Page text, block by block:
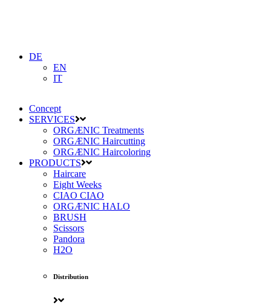
DE
EN
IT
Concept
SERVICES
ORGÆNIC Treatments
ORGÆNIC Haircutting
ORGÆNIC Haircoloring
PRODUCTS
Haircare
Eight Weeks
CIAO CIAO
ORGÆNIC HALO
BRUSH
Scissors
Pandora
H2O
Distribution